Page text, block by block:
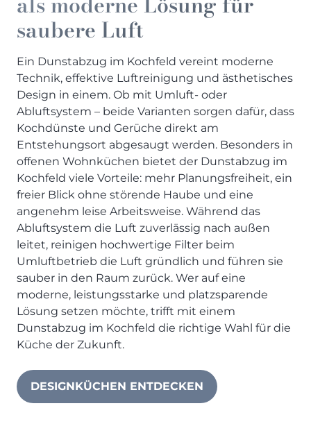
saubere Luft
Ein Dunstabzug im Kochfeld vereint moderne
Technik, effektive Luftreinigung und ästhetisches
Design in einem. Ob mit Umluft- oder
Abluftsystem – beide Varianten sorgen dafür, dass
Kochdünste und Gerüche direkt am
Entstehungsort abgesaugt werden. Besonders in
offenen Wohnküchen bietet der Dunstabzug im
Kochfeld viele Vorteile: mehr Planungsfreiheit, ein
freier Blick ohne störende Haube und eine
angenehm leise Arbeitsweise. Während das
Abluftsystem die Luft zuverlässig nach außen
leitet, reinigen hochwertige Filter beim
Umluftbetrieb die Luft gründlich und führen sie
sauber in den Raum zurück. Wer auf eine
moderne, leistungsstarke und platzsparende
Lösung setzen möchte, trifft mit einem
Dunstabzug im Kochfeld die richtige Wahl für die
Küche der Zukunft.
DESIGNKÜCHEN ENTDECKEN